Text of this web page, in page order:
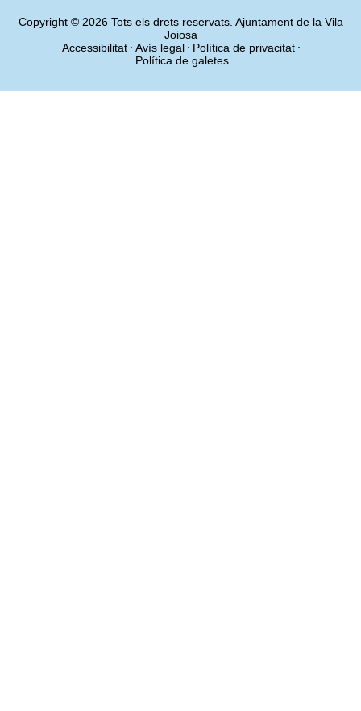
Copyright © 2026 Tots els drets reservats. Ajuntament de la Vila
Joiosa
Accessibilitat
Avís legal
Política de privacitat
Política de galetes